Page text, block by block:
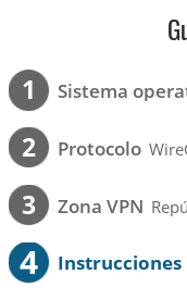
1 Sistema
2 Protocolo
3 Zona VPN
4 Instrucciones